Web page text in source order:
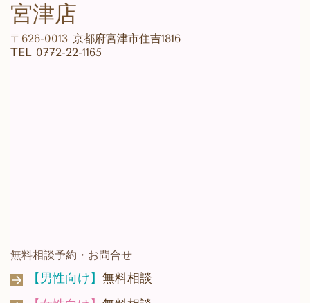
宮津店
〒626-0013 京都府宮津市住吉1816
TEL 0772-22-1165
無料相談予約・お問合せ
【男性向け】 無料相談